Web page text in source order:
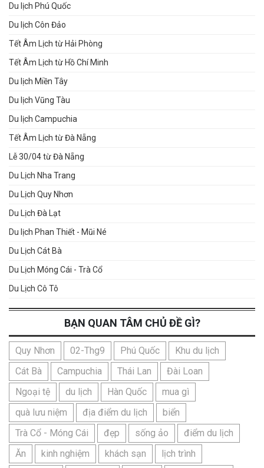
Du lịch Phú Quốc
Du lịch Côn Đảo
Tết Âm Lịch từ Hải Phòng
Tết Âm Lịch từ Hồ Chí Minh
Du lịch Miền Tây
Du lịch Vũng Tàu
Du lịch Campuchia
Tết Âm Lịch từ Đà Nẵng
Lễ 30/04 từ Đà Nẵng
Du Lịch Nha Trang
Du Lịch Quy Nhơn
Du Lịch Đà Lạt
Du lịch Phan Thiết - Mũi Né
Du Lịch Cát Bà
Du Lịch Móng Cái - Trà Cổ
Du Lịch Cô Tô
BẠN QUAN TÂM CHỦ ĐỀ GÌ?
Quy Nhơn 02-Thg9 Phú Quốc
Khu du lịch
Cát Bà
Campuchia Thái Lan
Đài Loan
Ngoại tệ
du lịch Hàn Quốc
mua gì
quà lưu niệm
địa điểm du lịch
biển
Trà Cổ - Móng Cái
đẹp sống ảo
điểm du lịch
Ăn
kinh nghiệm khách sạn
lịch trình